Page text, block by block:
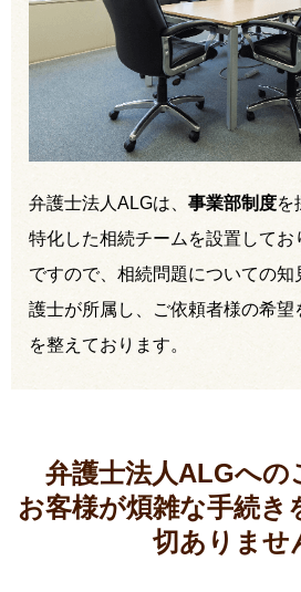
弁護士法人ALGは、 事業部制度を
特化した相続チームを設置してお
ですので、相続問題についての
護士が所属し、ご依頼者様の希望
を整えております。
弁護士法人ALGへの
お客様が煩雑な手続き
切ありませ